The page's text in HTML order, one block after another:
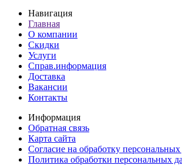
Навигация
Главная
О компании
Скидки
Услуги
Справ.информация
Доставка
Вакансии
Контакты
Информация
Обратная связь
Карта сайта
Согласие на обработку
Политика обработки персональных